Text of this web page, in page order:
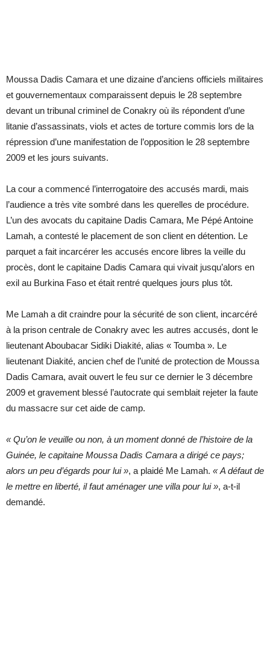
Moussa Dadis Camara et une dizaine d’anciens officiels militaires
et gouvernementaux comparaissent depuis le 28 septembre
devant un tribunal criminel de Conakry où ils répondent d’une
litanie d’assassinats, viols et actes de torture commis lors de la
répression d’une manifestation de l’opposition le 28 septembre
2009 et les jours suivants.
La cour a commencé l’interrogatoire des accusés mardi, mais
l’audience a très vite sombré dans les querelles de procédure.
L’un des avocats du capitaine Dadis Camara, Me Pépé Antoine
Lamah, a contesté le placement de son client en détention. Le
parquet a fait incarcérer les accusés encore libres la veille du
procès, dont le capitaine Dadis Camara qui vivait jusqu’alors en
exil au Burkina Faso et était rentré quelques jours plus tôt.
Me Lamah a dit craindre pour la sécurité de son client, incarcéré
à la prison centrale de Conakry avec les autres accusés, dont le
lieutenant Aboubacar Sidiki Diakité, alias « Toumba ». Le
lieutenant Diakité, ancien chef de l’unité de protection de Moussa
Dadis Camara, avait ouvert le feu sur ce dernier le 3 décembre
2009 et gravement blessé l’autocrate qui semblait rejeter la faute
du massacre sur cet aide de camp.
« Qu’on le veuille ou non, à un moment donné de l’histoire de la
Guinée, le capitaine Moussa Dadis Camara a dirigé ce pays;
alors un peu d’égards pour lui », a plaidé Me Lamah. « A défaut de
le mettre en liberté, il faut aménager une villa pour lui », a-t-il
demandé.